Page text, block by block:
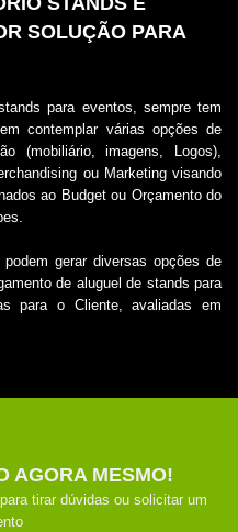
SOLUÇÃO PARA
para eventos, sempre tem
contemplar várias opções de
(mobiliário, imagens, Logos),
ou Marketing visando
ao Budget ou Orçamento do
gerar diversas opções de
de aluguel de stands para
para o Cliente, avaliadas em
AGORA MESMO!
tirar dúvidas ou solicitar um